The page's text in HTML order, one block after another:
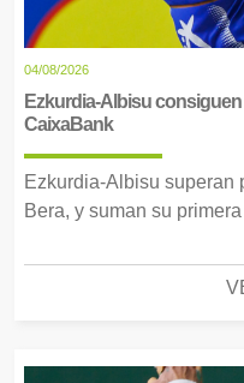
04/08/2026
Ezkurdia-Albisu
CaixaBank
Ezkurdia-Albisu superan
Bera, y suman su